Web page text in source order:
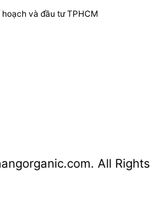
và đầu tư TPHCM
All Rights